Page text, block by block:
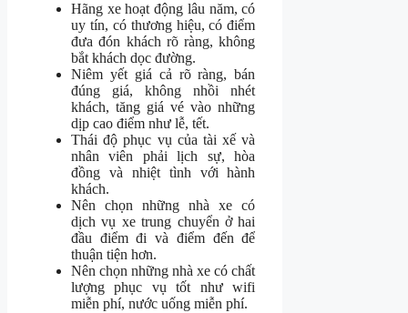
Hãng xe hoạt động lâu năm, có
uy tín, có thương hiệu, có điểm
đưa đón khách rõ ràng, không
bắt khách dọc đường.
Niêm yết giá cả rõ ràng, bán
đúng giá, không nhồi nhét
khách, tăng giá vé vào những
dịp cao điểm như lễ, tết.
Thái độ phục vụ của tài xế và
nhân viên phải lịch sự, hòa
đồng và nhiệt tình với hành
khách.
Nên chọn những nhà xe có
dịch vụ xe trung chuyển ở hai
đầu điểm đi và điểm đến để
thuận tiện hơn.
Nên chọn những nhà xe có chất
lượng phục vụ tốt như wifi
miễn phí, nước uống miễn phí.